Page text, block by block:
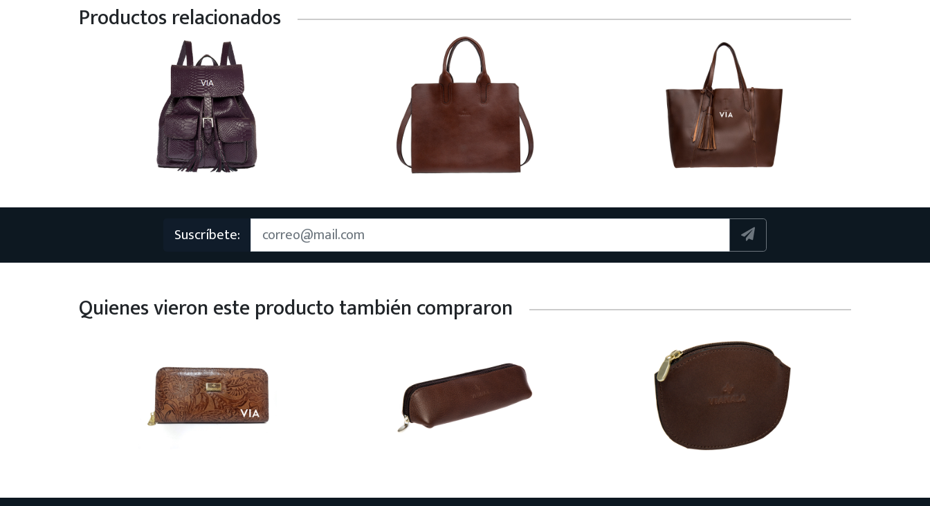
Productos relacionados
Suscríbete:
Quienes vieron este producto también compraron